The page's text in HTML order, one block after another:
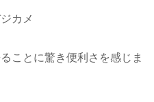
カメ
ことに驚き便利さを感じま